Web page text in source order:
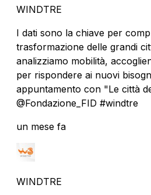
WINDTRE
I dati sono la chiave per
trasformazione delle grandi
analizziamo mobilità,
per rispondere ai nuovi
appuntamento con "Le città
@Fondazione_FID #windtre
un mese fa
WINDTRE